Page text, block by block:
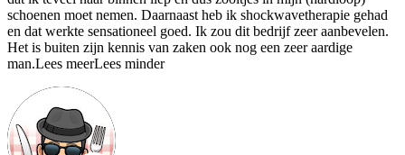
schoenen moet nemen. Daarnaast heb ik shockwavetherapie gehad
en dat werkte sensationeel goed. Ik zou dit bedrijf zeer aanbevelen.
Het is buiten zijn kennis van zaken ook nog een zeer aardige
man.Lees meerLees minder